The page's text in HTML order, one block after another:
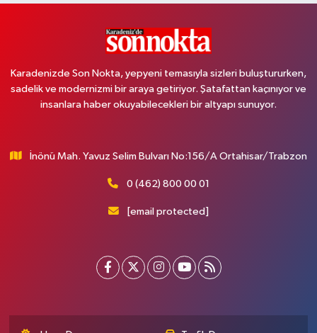
Karadenizde Son Nokta, yepyeni temasıyla sizleri buluştururken,
sadelik ve modernizmi bir araya getiriyor. Şatafattan kaçınıyor ve
insanlara haber okuyabilecekleri bir altyapı sunuyor.
İnönü Mah. Yavuz Selim Bulvarı No:156/A Ortahisar/Trabzon
0 (462) 800 00 01
[email protected]